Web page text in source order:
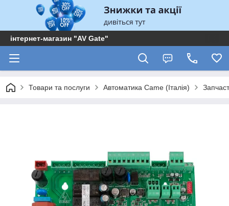
інтернет-магазин "AV Gate"
Товари та послуги Автоматика Came (Італія)